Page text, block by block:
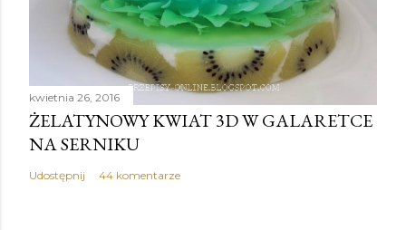
kwietnia 26, 2016
ŻELATYNOWY KWIAT 3D W GALARETCE
NA SERNIKU
Udostępnij 44 komentarze